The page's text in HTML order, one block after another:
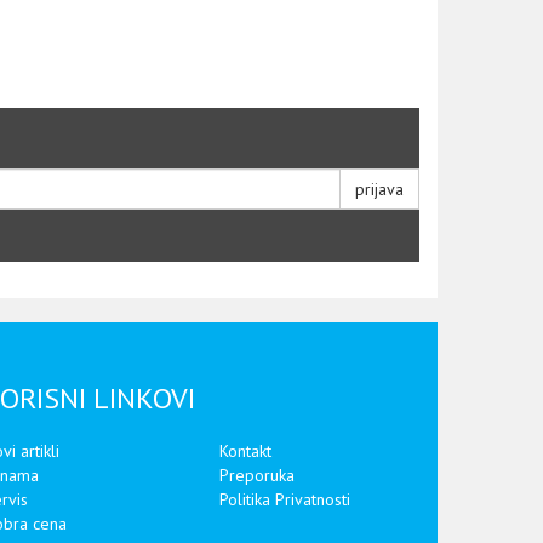
prijava
LINKOVI
artikli
cena
Kontakt
Preporuka
Politika Privatnosti